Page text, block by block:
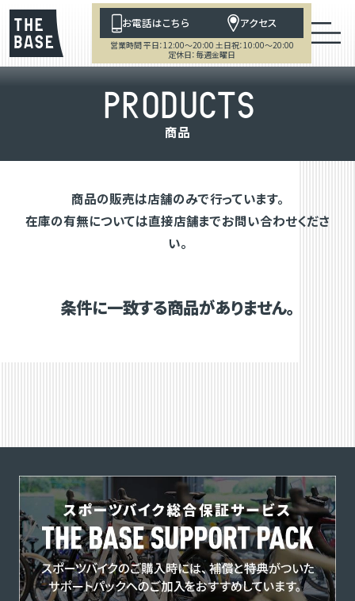
お電話はこちら アクセス
営業時間 平日：12:00～20:00 土日祝：10:00～20:00
定休日：毎週金曜日
PRODUCTS
商品
商品の販売は店舗のみで行っています。
在庫の有無については直接店舗までお問い合わせくださ
い。
条件に一致する商品がありません。